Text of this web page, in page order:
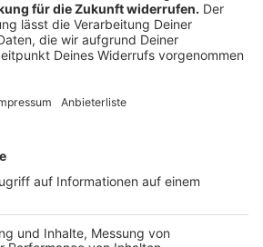
STORY (Netflix), THE
GREEN BOOK (Netflix).
benötigen Ihre
um den YouTube
einen Service eines